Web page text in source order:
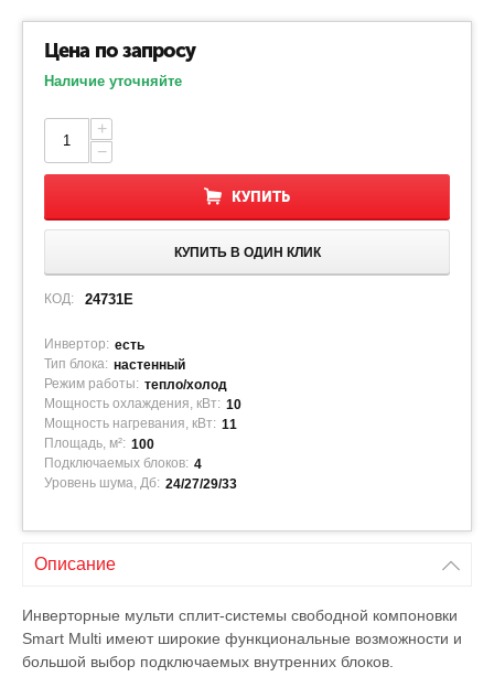
Цена по запросу
Наличие уточняйте
+
−
КУПИТЬ
КУПИТЬ В ОДИН КЛИК
КОД: 24731E
Инвертор: есть
Тип блока: настенный
Режим работы: тепло/холод
Мощность охлаждения, кВт: 10
Мощность нагревания, кВт: 11
Площадь, м²: 100
Подключаемых блоков: 4
Уровень шума, Дб: 24/27/29/33
Описание
Инверторные мульти сплит-системы свободной компоновки
Smart Multi имеют широкие функциональные возможности и
большой выбор подключаемых внутренних блоков.